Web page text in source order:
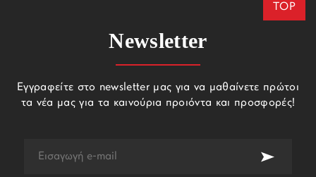
TOP
Newsletter
Εγγραφείτε στο newsletter μας για να μαθαίνετε πρώτοι
τα νέα μας για τα καινούρια προιόντα και προσφορές!